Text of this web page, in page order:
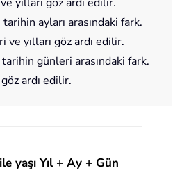
ayları arasındaki fark.
yılları göz ardı edilir.
günleri arasındaki fark.
ardı edilir.
yaşı Yıl + Ay + Gün